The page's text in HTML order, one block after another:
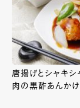
唐揚げとシャキシ
肉の黒酢あんかけ